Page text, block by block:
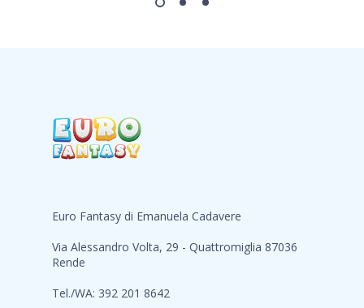
Euro Fantasy di Emanuela Cadavere
Via Alessandro Volta, 29 - Quattromiglia 87036
Rende
Tel./WA: 392 201 8642